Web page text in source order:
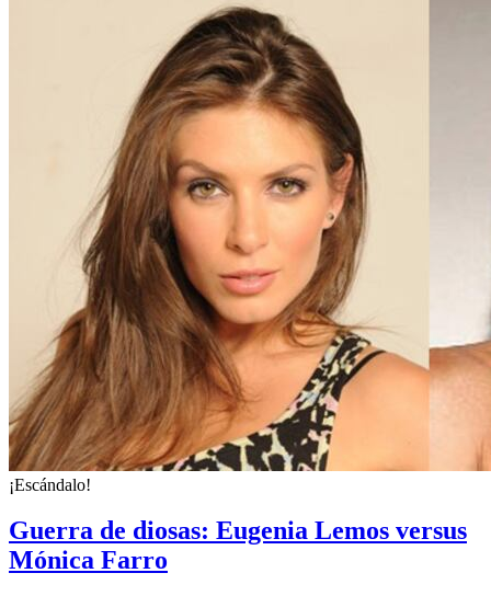
¡Escándalo!
Guerra de diosas: Eugenia Lemos versus
Mónica Farro